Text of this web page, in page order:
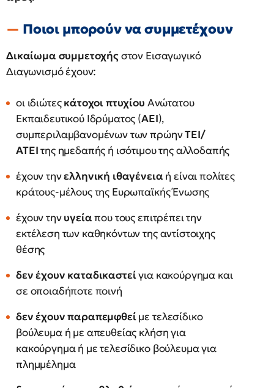
Ποιοι μπορούν να συμμετέχουν
Δικαίωμα συμμετοχήςστον Εισαγωγικό
Διαγωνισμό έχουν:
οι ιδιώτεςκάτοχοι πτυχίου Ανώτατου
Εκπαιδευτικού Ιδρύματος (ΑΕΙ),
συμπεριλαμβανομένων των πρώηνΤΕΙ/
ΑΤΕΙτης ημεδαπής ή ισότιμου της αλλοδαπής
έχουν τηνελληνική ιθαγένεια ή είναι πολίτες
κράτους-μέλους της Ευρωπαϊκής Ένωσης
έχουν τηνυγείαπου τους επιτρέπει την
εκτέλεση των καθηκόντων της αντίστοιχης
θέσης
δεν έχουν καταδικαστείγια κακούργημα και
σε οποιαδήποτε ποινή
δεν έχουν παραπεμφθείμε τελεσίδικο
βούλευμα ή με απευθείας κλήση για
κακούργημα ή με τελεσίδικο βούλευμα για
πλημμέλημα